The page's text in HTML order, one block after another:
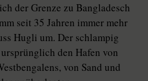
der Grenze zu Bangladesch
seit 35 Jahren immer mehr
Hugli um. Der schlampig
den Hafen von
von Sand und